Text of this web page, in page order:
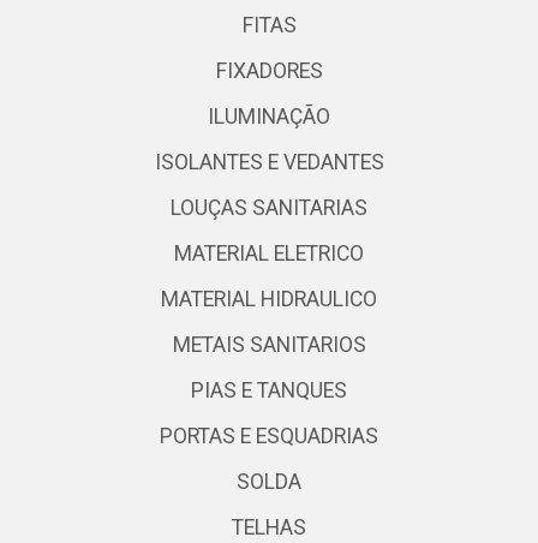
FITAS
FIXADORES
ILUMINAÇÃO
ISOLANTES E VEDANTES
LOUÇAS SANITARIAS
MATERIAL ELETRICO
MATERIAL HIDRAULICO
METAIS SANITARIOS
PIAS E TANQUES
PORTAS E ESQUADRIAS
SOLDA
TELHAS